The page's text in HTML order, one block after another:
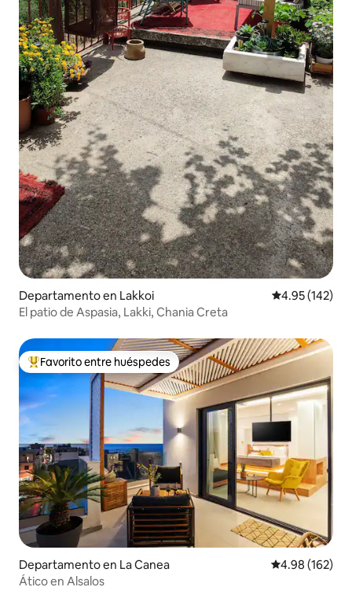
Departamento en Lakkoi Calificación
4.95 (142)
El patio de Aspasia, Lakki, Chania Creta
De los mejores en Favorito entre huéspedes
Favorito entre huéspedes
Departamento en La Canea Calificación
4.98 (162)
Ático en Alsalos